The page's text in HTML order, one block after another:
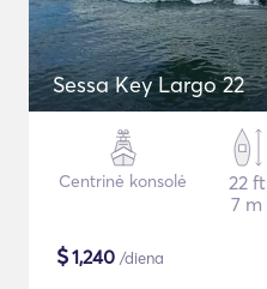
Sessa Key Largo 22
Centrinė konsolė
22 ft
7 m
$1,240 /diena